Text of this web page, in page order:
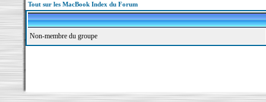
Tout sur les MacBook Index du Forum
Non-membre du groupe